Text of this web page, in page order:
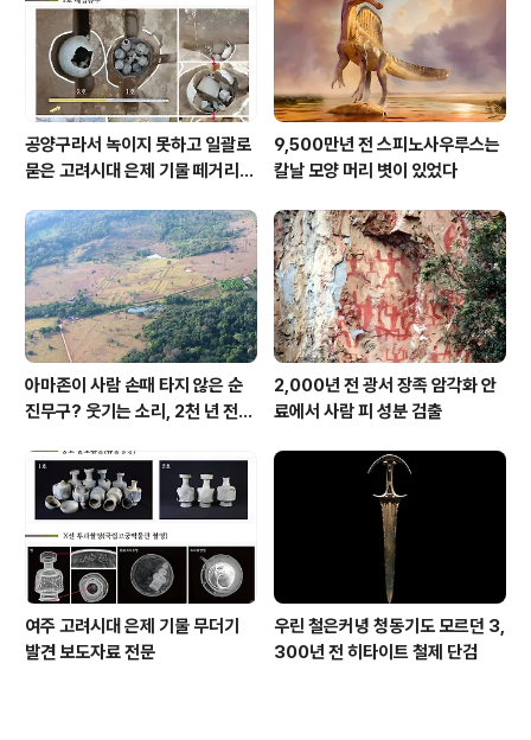
공양구라서 녹이지 못하고 일괄로
묻은 고려시대 은제 기물 떼거리로
9,500만년 전 스피노사우루스는
칼날 모양 머리 볏이 있었다
아마존이 사람 손때 타지 않은 순
진무구? 웃기는 소리, 2천 년 전에
2,000년 전 광서 장족 암각화 안
료에서 사람 피 성분 검출
여주 고려시대 은제 기물 무더기
발견 보도자료 전문
우린 철은커녕 청동기도 모르던 3,
300년 전 히타이트 철제 단검